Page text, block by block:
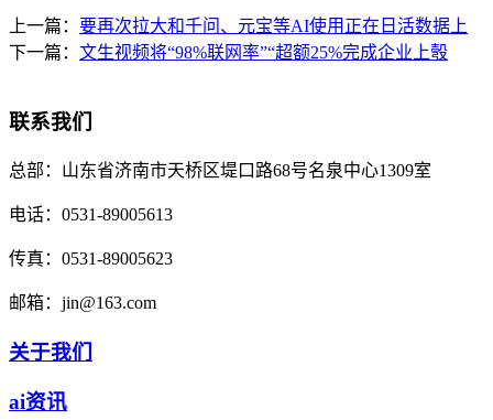
上一篇： 要再次拉大和千问、元宝等AI使用正在日活数据上
下一篇： 文生视频将“98%联网率”“超额25%完成企业上彀
联系我们
总部： 山东省济南市天桥区堤口路68号名泉中心1309室
电话： 0531-89005613
传真： 0531-89005623
邮箱： jin@163.com
关于我们
ai资讯